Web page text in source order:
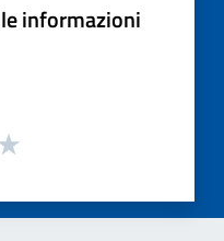
informazioni